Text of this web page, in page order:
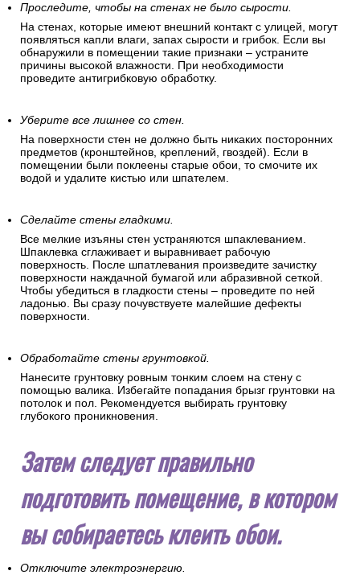
Проследите, чтобы на стенах не было сырости.
На стенах, которые имеют внешний контакт с улицей, могут
появляться капли влаги, запах сырости и грибок. Если вы
обнаружили в помещении такие признаки – устраните
причины высокой влажности. При необходимости
проведите антигрибковую обработку.
Уберите все лишнее со стен.
На поверхности стен не должно быть никаких посторонних
предметов (кронштейнов, креплений, гвоздей). Если в
помещении были поклеены старые обои, то смочите их
водой и удалите кистью или шпателем.
Сделайте стены гладкими.
Все мелкие изъяны стен устраняются шпаклеванием.
Шпаклевка сглаживает и выравнивает рабочую
поверхность. После шпатлевания произведите зачистку
поверхности наждачной бумагой или абразивной сеткой.
Чтобы убедиться в гладкости стены – проведите по ней
ладонью. Вы сразу почувствуете малейшие дефекты
поверхности.
Обработайте стены грунтовкой.
Нанесите грунтовку ровным тонким слоем на стену с
помощью валика. Избегайте попадания брызг грунтовки на
потолок и пол. Рекомендуется выбирать грунтовку
глубокого проникновения.
Затем следует правильно
подготовить помещение, в котором
вы собираетесь клеить обои.
Отключите электроэнергию.